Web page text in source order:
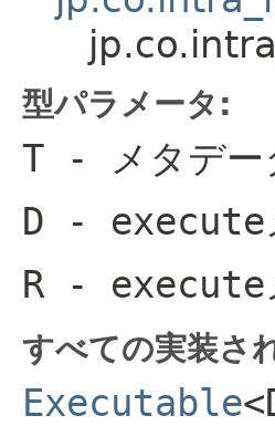
型パラメータ:
T - メタデー
D - execute
R - execute
すべての実装さ
Executable